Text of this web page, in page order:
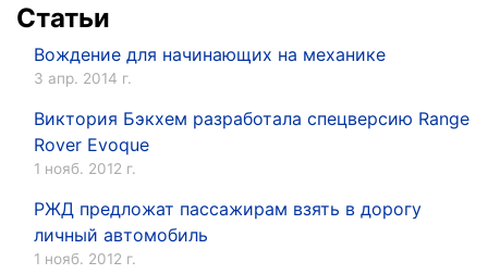
Статьи
Вождение для начинающих на механике
3 апр. 2014 г.
Виктория Бэкхем разработала спецверсию Range
Rover Evoque
1 нояб. 2012 г.
РЖД предложат пассажирам взять в дорогу
личный автомобиль
1 нояб. 2012 г.